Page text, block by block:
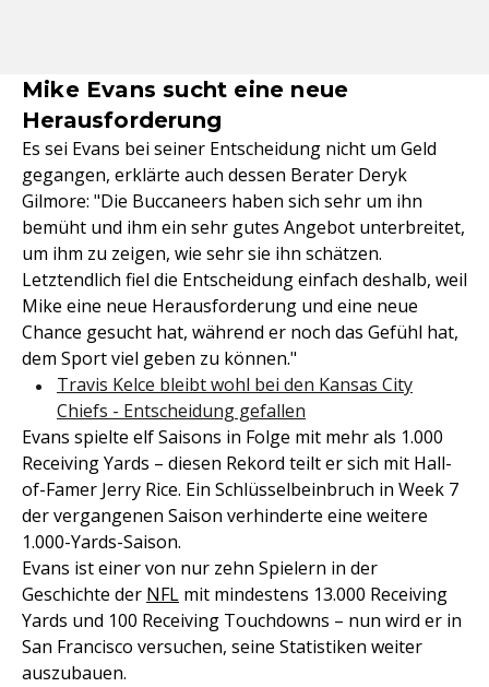
Mike Evans sucht eine neue
Herausforderung
Es sei Evans bei seiner Entscheidung nicht um Geld
gegangen, erklärte auch dessen Berater Deryk
Gilmore: "Die Buccaneers haben sich sehr um ihn
bemüht und ihm ein sehr gutes Angebot unterbreitet,
um ihm zu zeigen, wie sehr sie ihn schätzen.
Letztendlich fiel die Entscheidung einfach deshalb, weil
Mike eine neue Herausforderung und eine neue
Chance gesucht hat, während er noch das Gefühl hat,
dem Sport viel geben zu können."
Travis Kelce bleibt wohl bei den Kansas City
Chiefs - Entscheidung gefallen
Evans spielte elf Saisons in Folge mit mehr als 1.000
Receiving Yards – diesen Rekord teilt er sich mit Hall-
of-Famer Jerry Rice. Ein Schlüsselbeinbruch in Week 7
der vergangenen Saison verhinderte eine weitere
1.000-Yards-Saison.
Evans ist einer von nur zehn Spielern in der
Geschichte der NFL mit mindestens 13.000 Receiving
Yards und 100 Receiving Touchdowns – nun wird er in
San Francisco versuchen, seine Statistiken weiter
auszubauen.